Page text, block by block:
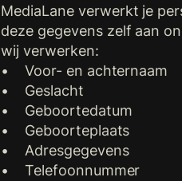
MediaLane verwerkt je
deze gegevens zelf aan
wij verwerken:
• Voor- en achternaam
• Geslacht
• Geboortedatum
• Geboorteplaats
• Adresgegevens
• Telefoonnummer